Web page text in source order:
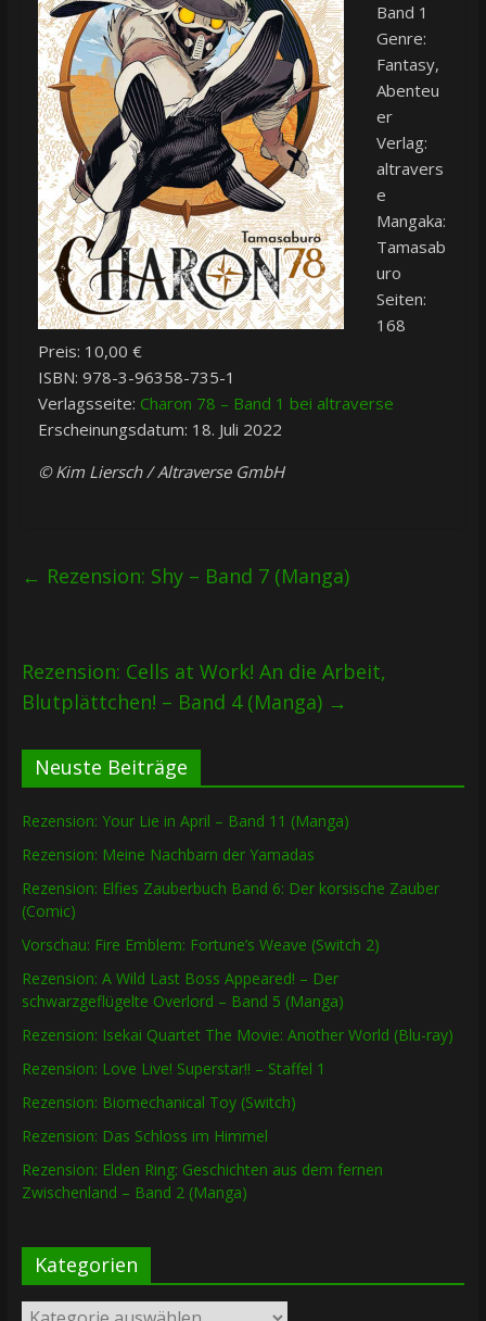
Band 1
Genre:
Fantasy,
Abenteu
er
Verlag:
altravers
e
Mangaka:
Tamasab
uro
Seiten:
168
Preis: 10,00 €
ISBN: 978-3-96358-735-1
Verlagsseite: Charon 78 – Band 1 bei altraverse
Erscheinungsdatum: 18. Juli 2022
© Kim Liersch / Altraverse GmbH
← Rezension: Shy – Band 7 (Manga)
Rezension: Cells at Work! An die Arbeit,
Blutplättchen! – Band 4 (Manga) →
Neuste Beiträge
Rezension: Your Lie in April – Band 11 (Manga)
Rezension: Meine Nachbarn der Yamadas
Rezension: Elfies Zauberbuch Band 6: Der korsische Zauber
(Comic)
Vorschau: Fire Emblem: Fortune’s Weave (Switch 2)
Rezension: A Wild Last Boss Appeared! – Der
schwarzgeflügelte Overlord – Band 5 (Manga)
Rezension: Isekai Quartet The Movie: Another World (Blu-ray)
Rezension: Love Live! Superstar!! – Staffel 1
Rezension: Biomechanical Toy (Switch)
Rezension: Das Schloss im Himmel
Rezension: Elden Ring: Geschichten aus dem fernen
Zwischenland – Band 2 (Manga)
Kategorien
Kategorien